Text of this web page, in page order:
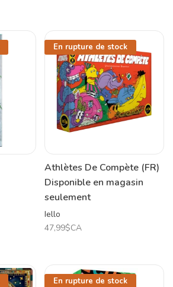
En rupture de stock
Athlètes De Compète (FR)
Disponible en magasin
seulement
Iello
47,99$CA
En rupture de stock